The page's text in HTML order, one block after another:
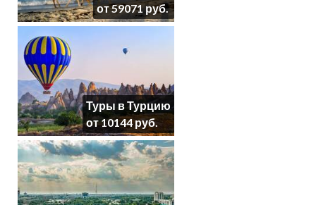
от 59071 руб.
Туры в Турцию
от 10144 руб.